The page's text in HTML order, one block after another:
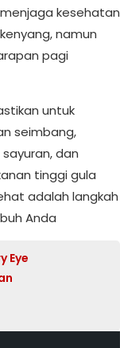
kesehatan
namun
pagi
untuk
seimbang,
dan
tinggi gula
adalah langkah
Anda
Eye